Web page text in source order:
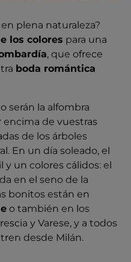
plena naturaleza?
los colores para una
, que ofrece
boda romántica
serán la alfombra
encima de vuestras
de los árboles
En un día soleado, el
un colores cálidos: el
en el seno de la
bonitos están en
o también en los
y Varese, y a todos
desde Milán.